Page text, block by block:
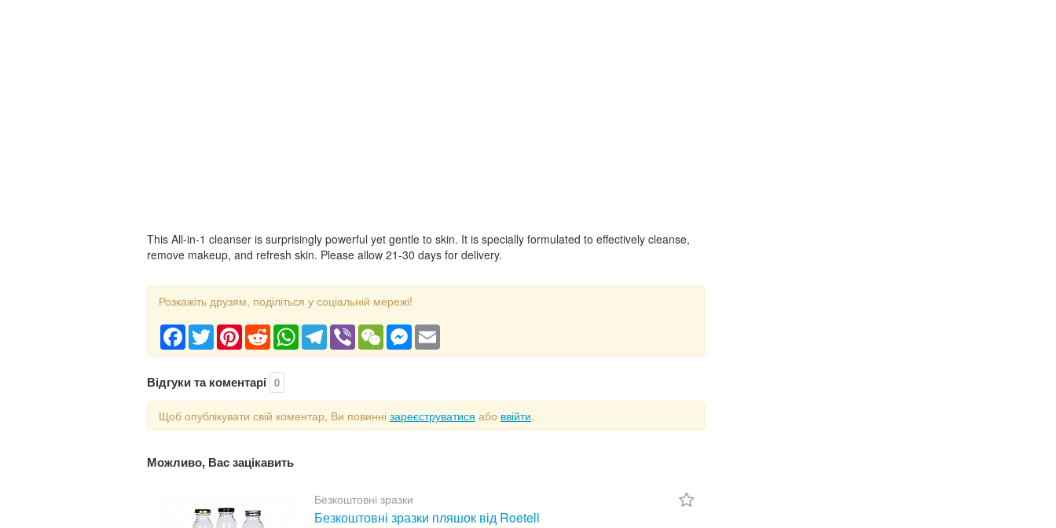
This All-in-1 cleanser is surprisingly powerful yet gentle to skin. It is specially formulated to effectively cleanse,
remove makeup, and refresh skin. Please allow 21-30 days for delivery.
Розкажіть друзям, поділіться у соціальній мережі!
Facebook
TwitterPinterestRedditWhatsAppTelegram
Viber WeChatMessenger
Відгуки та коментарі 0
Щоб опублікувати свій коментар, Ви повинні зареєструватися або ввійти.
Можливо, Вас зацікавить
Безкоштовні зразки
Безкоштовні зразки пляшок від Roetell